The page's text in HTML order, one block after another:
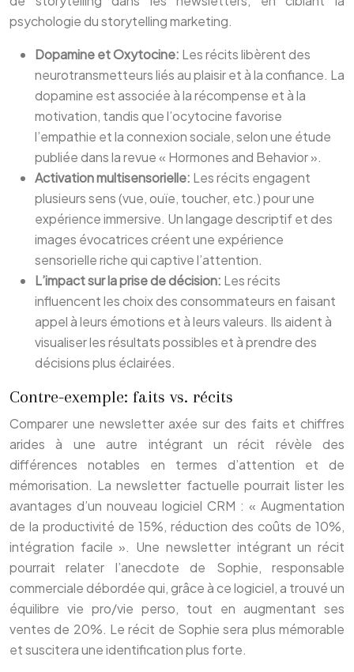
psychologie du storytelling marketing.
Dopamine et Oxytocine: Les récits libèrent des
neurotransmetteurs liés au plaisir et à la confiance. La
dopamine est associée à la récompense et à la
motivation, tandis que l’ocytocine favorise
l’empathie et la connexion sociale, selon une étude
publiée dans la revue « Hormones and Behavior ».
Activation multisensorielle: Les récits engagent
plusieurs sens (vue, ouïe, toucher, etc.) pour une
expérience immersive. Un langage descriptif et des
images évocatrices créent une expérience
sensorielle riche qui captive l’attention.
L’impact sur la prise de décision: Les récits
influencent les choix des consommateurs en faisant
appel à leurs émotions et à leurs valeurs. Ils aident à
visualiser les résultats possibles et à prendre des
décisions plus éclairées.
Contre-exemple: faits vs. récits
Comparer une newsletter axée sur des faits et chiffres
arides à une autre intégrant un récit révèle des
différences notables en termes d’attention et de
mémorisation. La newsletter factuelle pourrait lister les
avantages d’un nouveau logiciel CRM : « Augmentation
de la productivité de 15%, réduction des coûts de 10%,
intégration facile ». Une newsletter intégrant un récit
pourrait relater l’anecdote de Sophie, responsable
commerciale débordée qui, grâce à ce logiciel, a trouvé un
équilibre vie pro/vie perso, tout en augmentant ses
ventes de 20%. Le récit de Sophie sera plus mémorable
et suscitera une identification plus forte.